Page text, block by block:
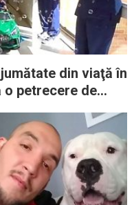
din viaţă în
petrecere de